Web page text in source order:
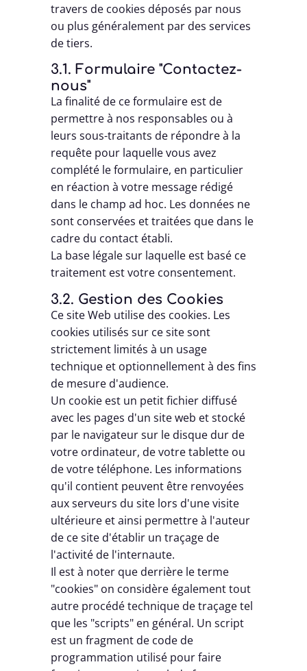
travers de cookies déposés par nous
ou plus généralement par des services
de tiers.
3.1. Formulaire "Contactez-
nous"
La finalité de ce formulaire est de
permettre à nos responsables ou à
leurs sous-traitants de répondre à la
requête pour laquelle vous avez
complété le formulaire, en particulier
en réaction à votre message rédigé
dans le champ ad hoc. Les données ne
sont conservées et traitées que dans le
cadre du contact établi.
La base légale sur laquelle est basé ce
traitement est votre consentement.
3.2. Gestion des Cookies
Ce site Web utilise des cookies. Les
cookies utilisés sur ce site sont
strictement limités à un usage
technique et optionnellement à des fins
de mesure d'audience.
Un cookie est un petit fichier diffusé
avec les pages d'un site web et stocké
par le navigateur sur le disque dur de
votre ordinateur, de votre tablette ou
de votre téléphone. Les informations
qu'il contient peuvent être renvoyées
aux serveurs du site lors d'une visite
ultérieure et ainsi permettre à l'auteur
de ce site d'établir un traçage de
l'activité de l'internaute.
Il est à noter que derrière le terme
"cookies" on considère également tout
autre procédé technique de traçage tel
que les "scripts" en général. Un script
est un fragment de code de
programmation utilisé pour faire